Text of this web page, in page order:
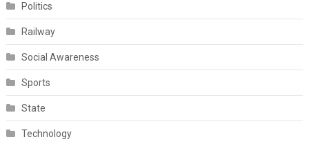
Politics
Railway
Social Awareness
Sports
State
Technology